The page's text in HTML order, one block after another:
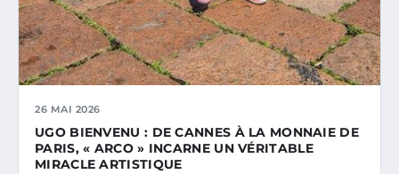
26 MAI 2026
UGO BIENVENU : DE CANNES À LA MONNAIE DE
PARIS, « ARCO » INCARNE UN VÉRITABLE
MIRACLE ARTISTIQUE